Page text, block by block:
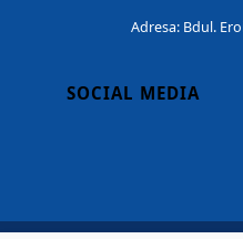
Adresa: Bdul.
SOCIAL MEDIA